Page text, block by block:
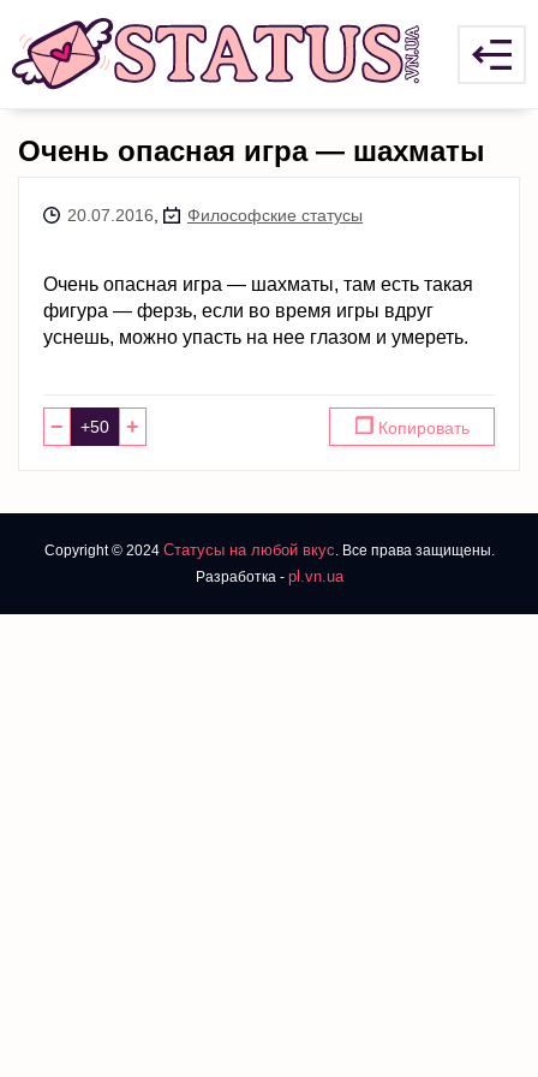
Очень опасная игра — шахматы
20.07.2016 Философские статусы
Очень опасная игра — шахматы, там есть такая
фигура — ферзь, если во время игры вдруг
уснешь, можно упасть на нее глазом и умереть.
− + ❐ Копировать
Copyright © 2024 Статусы на любой вкус. Все права защищены.
Разработка - pl.vn.ua